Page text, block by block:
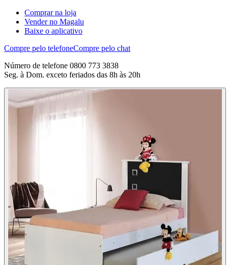
Comprar na loja
Vender no Magalu
Baixe o aplicativo
Compre pelo telefoneCompre pelo chat
Número de telefone 0800 773 3838
Seg. à Dom. exceto feriados das 8h às 20h